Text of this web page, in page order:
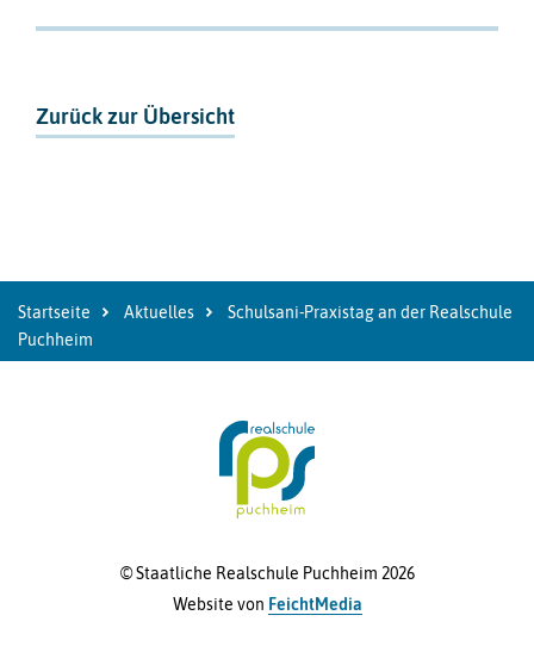
Zurück zur Übersicht
Startseite Aktuelles
Schulsani-Praxistag an der Realschule
Puchheim
© Staatliche Realschule Puchheim 2026
Website von FeichtMedia